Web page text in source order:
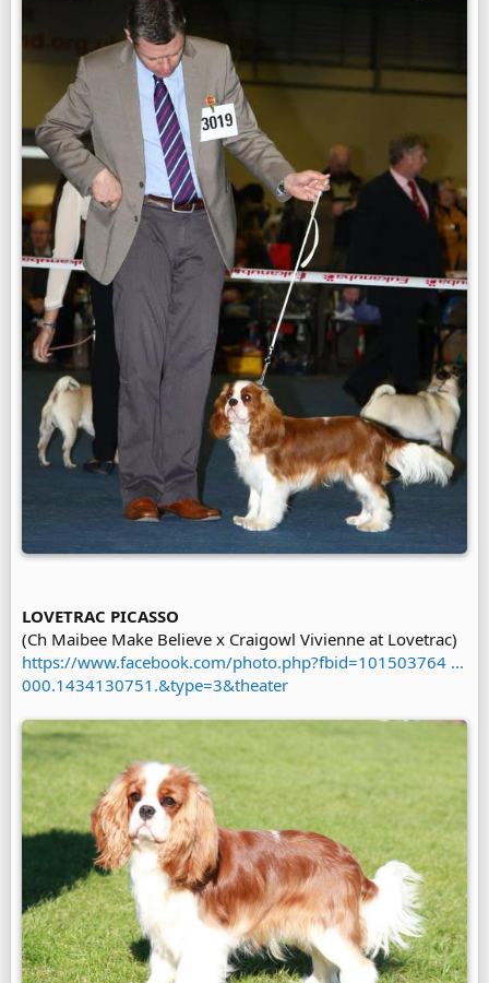
LOVETRAC PICASSO
(Ch Maibee Make Believe x Craigowl Vivienne at Lovetrac)
https://www.facebook.com/photo.php?fbid=101503764 ...
000.1434130751.&type=3&theater